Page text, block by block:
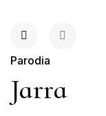
Parodia
Jarra